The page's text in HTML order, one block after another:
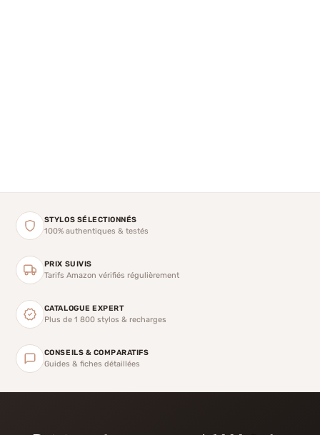
STYLOS SÉLECTIONNÉS
100% authentiques & testés
PRIX SUIVIS
Tarifs Amazon vérifiés régulièrement
CATALOGUE EXPERT
Plus de 1 800 stylos & recharges
CONSEILS & COMPARATIFS
Guides & fiches détaillées